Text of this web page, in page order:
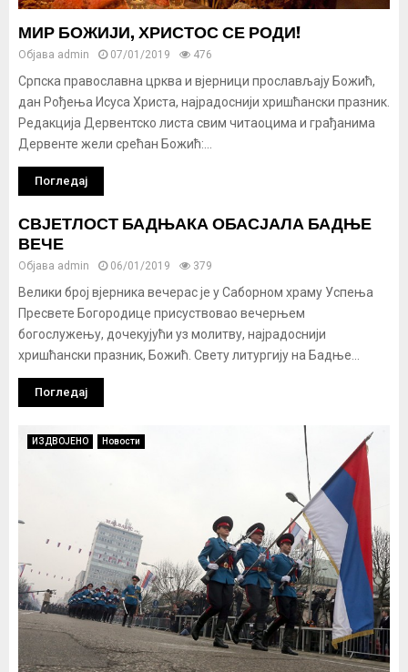
МИР БОЖИЈИ, ХРИСТОС СЕ РОДИ!
Објава admin 07/01/2019 476
Српска православна црква и вјерници прослављају Божић,
дан Рођења Исуса Христа, најрадоснији хришћански празник.
Редакција Дервентско листа свим читаоцима и грађанима
Дервенте жели срећан Божић:...
Погледај
СВЈЕТЛОСТ БАДЊАКА ОБАСЈАЛА БАДЊЕ
ВЕЧЕ
Објава admin 06/01/2019 379
Велики број вјерника вечерас је у Саборном храму Успења
Пресвете Богородице присуствовао вечерњем
богослужењу, дочекујући уз молитву, најрадоснији
хришћански празник, Божић. Свету литургију на Бадње...
Погледај
ИЗДВОЈЕНО Новости